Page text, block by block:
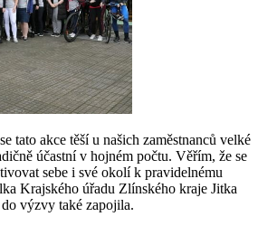
tato akce těší u našich zaměstnanců velké
účastní v hojném počtu. Věřím, že se
sebe i své okolí k pravidelnému
Krajského úřadu Zlínského kraje Jitka
výzvy také zapojila.